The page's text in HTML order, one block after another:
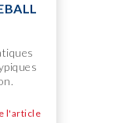
l'article